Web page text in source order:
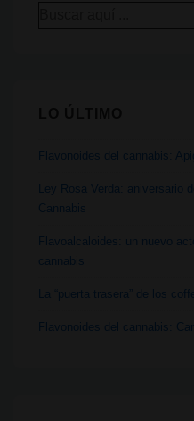
Flavonoides del cannabis:
Ley Rosa Verda: aniversario
Cannabis
Flavoalcaloides: un nuevo
cannabis
La “puerta trasera” de los
Flavonoides del cannabis: